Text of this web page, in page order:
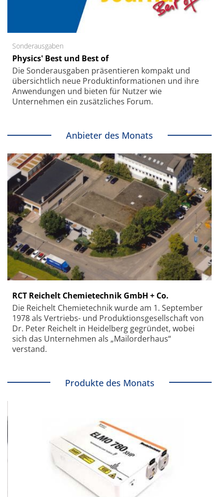
Sonderausgaben
Physics' Best und Best of
Die Sonder­ausgaben präsentieren kompakt und
übersichtlich neue Produkt­informationen und ihre
Anwendungen und bieten für Nutzer wie
Unternehmen ein zusätzliches Forum.
Anbieter des Monats
RCT Reichelt Chemietechnik GmbH + Co.
Die Reichelt Chemietechnik wurde am 1. September
1978 als Vertriebs- und Produktionsgesellschaft von
Dr. Peter Reichelt in Heidelberg gegründet, wobei
sich das Unternehmen als „Mailorderhaus“
verstand.
Produkte des Monats